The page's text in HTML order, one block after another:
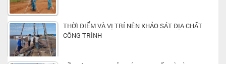
THỜI ĐIỂM VÀ VỊ TRÍ NÊN KHẢO SÁT ĐỊA CHẤT
CÔNG TRÌNH